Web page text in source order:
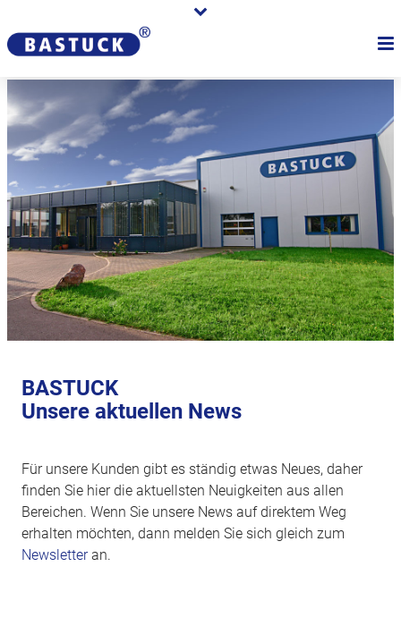
BASTUCK
Unsere aktuellen News
Für unsere Kunden gibt es ständig etwas Neues, daher
finden Sie hier die aktuellsten Neuigkeiten aus allen
Bereichen. Wenn Sie unsere News auf direktem Weg
erhalten möchten, dann melden Sie sich gleich zum
Newsletteran.